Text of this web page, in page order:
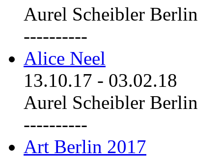
Aurel Scheibler Berlin
----------
Alice Neel
13.10.17 - 03.02.18
Aurel Scheibler Berlin
----------
Art Berlin 2017